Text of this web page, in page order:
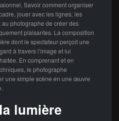
Savoir comment organiser
jouer avec les lignes, les
photographe de créer des
plaisantes. La composition
dont le spectateur perçoit une
à travers l’image et lui
En comprenant et en
le photographe
une simple scène en une œuvre
lumière